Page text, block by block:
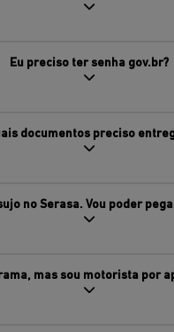
Eu preciso ter senha gov.br?
documentos preciso
no Serasa. Vou poder
mas sou motorista por